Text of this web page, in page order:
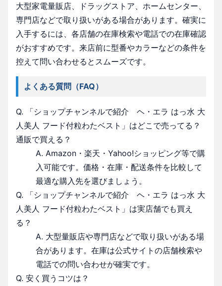
大型家電量販店、ドラッグストア、ホームセンター、
専門店などで取り扱いがある場合があります。確実に
入手するには、各店舗の在庫検索や電話での在庫確認
がおすすめです。来店前に型番やカラーなどの条件を
控えて問い合わせるとスムーズです。
よくある質問（FAQ）
Q. 「ショップチャンネルで紹介 ヘ・エラ はっ水 大
人美人 フード付粒わたベスト」はどこで売ってる？
通販で買える？
A. Amazon・楽天・Yahoo!ショッピング等で購
入可能です。価格・在庫・配送条件を比較して
最適な購入先を選びましょう。
Q. 「ショップチャンネルで紹介 ヘ・エラ はっ水 大
人美人 フード付粒わたベスト」は実店舗でも買え
る？
A. 大型量販店や専門店などで取り扱いがある場
合があります。在庫は公式サイトの店舗検索や
電話での問い合わせが確実です。
Q. 安く買うコツは？